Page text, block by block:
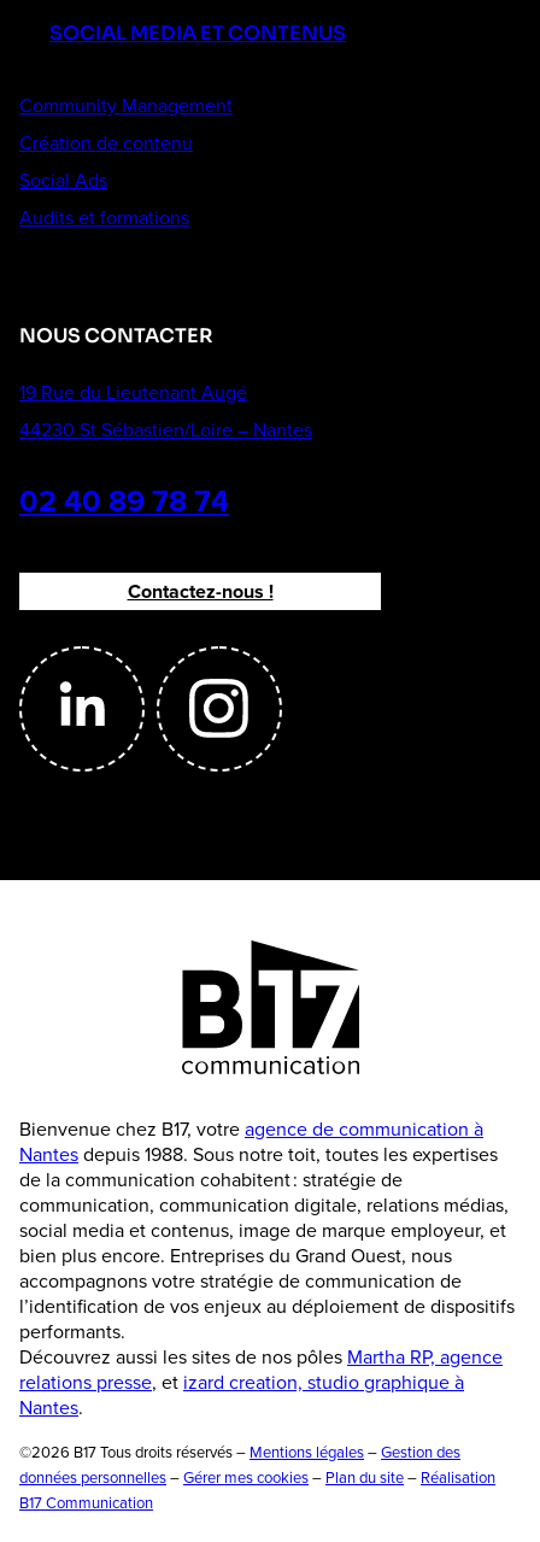
SOCIAL MEDIA ET CONTENUS
Community Management
Création de contenu
Social Ads
Audits et formations
NOUS CONTACTER
19 Rue du Lieutenant Augé
44230 St Sébastien/Loire – Nantes
02 40 89 78 74
Contactez-nous !
Bienvenue chez B17, votreagence de communication à
Nantesdepuis 1988. Sous notre toit, toutes les expertises
de la communication cohabitent : stratégie de
communication, communication digitale, relations médias,
social media et contenus, image de marque employeur, et
bien plus encore. Entreprises du Grand Ouest, nous
accompagnons votre stratégie de communication de
l’identification de vos enjeux au déploiement de dispositifs
performants.
Découvrez aussi les sites de nos pôles Martha RP, agence
relations presse, et izard creation, studio graphique à
Nantes.
©2026 B17 Tous droits réservés – Mentions légales–Gestion des
données personnelles–Gérer mes cookies– Plan du site– Réalisation
B17 Communication